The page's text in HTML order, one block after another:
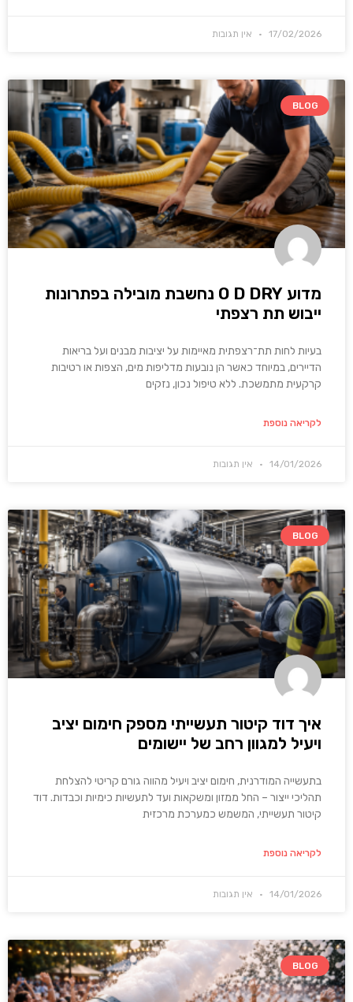
17/02/2026 אין תגובות
BLOG
מדוע O D DRY נחשבת מובילה בפתרונות
ייבוש תת רצפתי
בעיות לחות תת־רצפתית מאיימות על יציבות מבנים ועל בריאות
הדיירים, במיוחד כאשר הן נובעות מדליפות מים, הצפות או רטיבות
קרקעית מתמשכת. ללא טיפול נכון, נזקים
לקריאה נוספת
14/01/2026 אין תגובות
BLOG
איך דוד קיטור תעשייתי מספק חימום יציב
ויעיל למגוון רחב של יישומים
בתעשייה המודרנית, חימום יציב ויעיל מהווה גורם קריטי להצלחת
תהליכי ייצור – החל ממזון ומשקאות ועד לתעשיות כימיות וכבדות. דוד
קיטור תעשייתי, המשמש כמערכת מרכזית
לקריאה נוספת
14/01/2026 אין תגובות
BLOG